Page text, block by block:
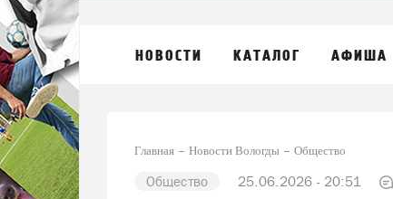
НОВОСТИ КАТАЛОГ АФИША
Главная Новости Вологды Общество
Общество 25.06.2026 - 20:51